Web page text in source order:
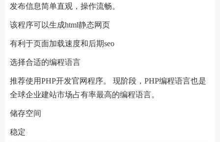
发布信息简单直观，操作流畅。
该程序可以生成html静态网页
有利于页面加载速度和后期seo
选择合适的编程语言
推荐使用PHP开发官网程序。 现阶段，PHP编程语言也是
全球企业建站市场占有率最高的编程语言。
储存空间
稳定